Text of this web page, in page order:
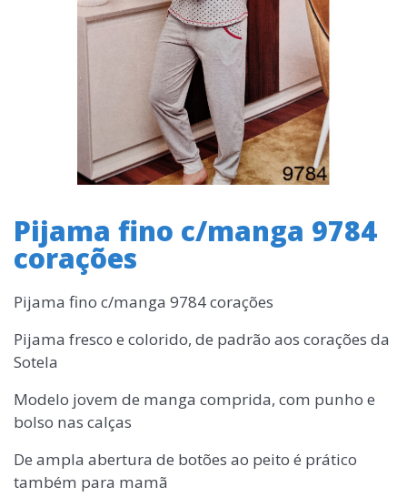
Pijama fino c/manga 9784
corações
Pijama fino c/manga 9784 corações
Pijama fresco e colorido, de padrão aos corações da
Sotela
Modelo jovem de manga comprida, com punho e
bolso nas calças
De ampla abertura de botões ao peito é prático
também para mamã